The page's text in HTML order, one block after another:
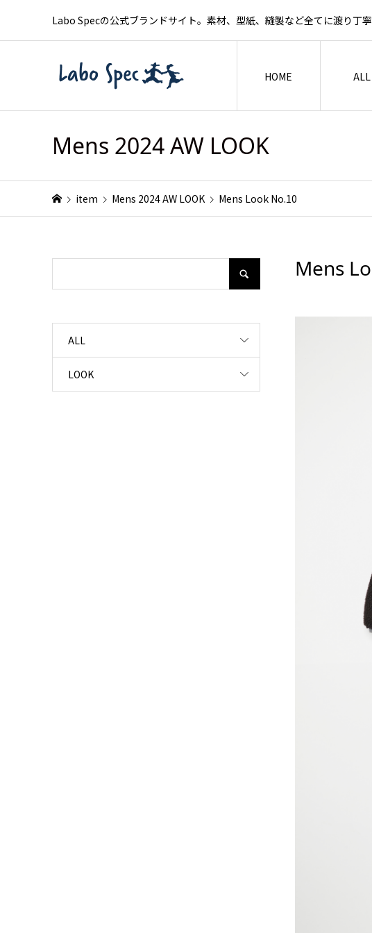
Labo Specの公式ブランドサイト。素材、型紙、縫製など全てに渡り丁
HOME ALL
Mens 2024 AW LOOK
item Mens 2024 AW LOOK Mens Look No.10
Mens
ALL
LOOK